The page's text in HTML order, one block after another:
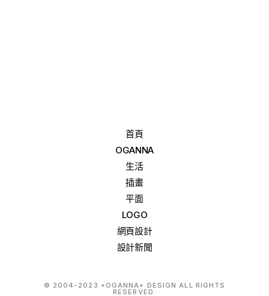
首頁
OGANNA
生活
插畫
平面
LOGO
網頁設計
設計新聞
© 2004-2023 +OGANNA+ DESIGN ALL RIGHTS
RESERVED.